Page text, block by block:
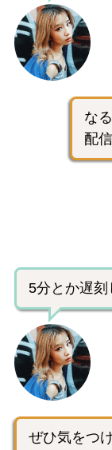
な
配
5分とか遅刻
ぜひ気をつ